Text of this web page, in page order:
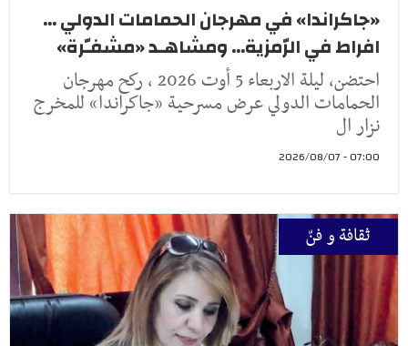
«جاكراندا» في مهرجان الحمامات الدولي ...
افراط في الرّمزية... ومشاهـد «مشفـّرة»
احتضن، ليلة الاربعاء 5 أوت 2026 ، ركح مهرجان
الحمامات الدولي عرض مسرحية «جاكراندا» للمخرج
نزار ال
07:00 - 2026/08/07
ثقافة و فنّ